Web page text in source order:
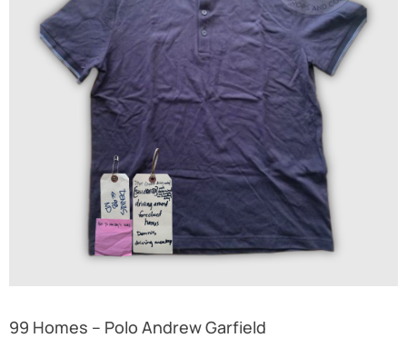
99 Homes – Polo Andrew Garfield